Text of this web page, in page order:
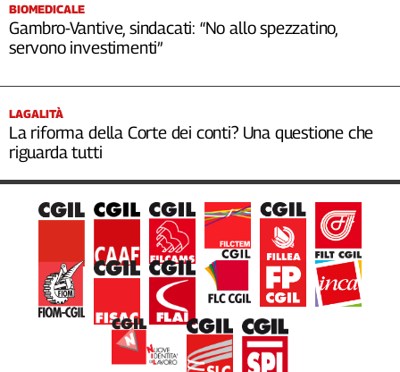
BIOMEDICALE
Gambro-Vantive, sindacati: “No allo spezzatino,
servono investimenti”
LAGALITÀ
La riforma della Corte dei conti? Una questione che
riguarda tutti